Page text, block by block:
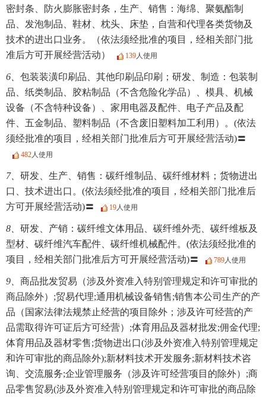
密封条、防火膨胀密封条，生产、销售：海绵、聚氨酯制
品、发泡制品、鞋材、枕头、床垫，自营和代理各类货物及
技术的进出口业务。（依法须经批准的项目，经相关部门批
准后方可开展经营活动）
139人使用
6、 包装装潢印刷品、其他印刷品印刷；研发、制造：包装制
品、纸类制品、胶粘制品（不含危险化学品）、模具、机械
设备（不含特种设备）、家用电器及配件、电子产品及配
件、五金制品、塑料制品（不含废旧塑料加工利用）。(依法
须经批准的项目，经相关部门批准后方可开展经营活动)〓
482人使用
7、 研发、生产、销售：碳纤维制品、碳纤维材料；货物进出
口、技术进出口。(依法须经批准的项目，经相关部门批准后
方可开展经营活动)〓
19人使用
8、 研发、产销：碳纤维文体用品、碳纤维外壳、碳纤维板及
型材、碳纤维汽车配件、碳纤维机械配件。(依法须经批准的
项目，经相关部门批准后方可开展经营活动)〓
789人使用
9、 商品批发贸易（涉及外资准入特别管理规定和许可审批的
商品除外）;贸易代理;通用机械设备销售;销售本公司生产的产
品（国家法律法规禁止经营的项目除外；涉及许可经营的产
品需取得许可证后方可经营）;体育用品及器材批发;佣金代理;
体育用品及器材零售;货物进出口(涉及外资准入特别管理规定
和许可审批的商品除外);新材料技术开发服务;新材料技术咨
询、交流服务;企业管理服务（涉及许可经营项目的除外）;商
品零售贸易(涉及外资准入特别管理规定和许可审批的商品除